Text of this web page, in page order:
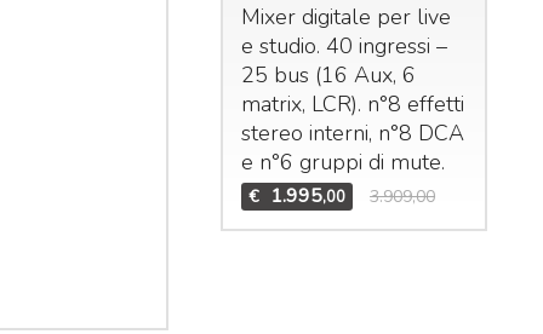
Mixer digitale per live
e studio. 40 ingressi –
25 bus (16 Aux, 6
matrix, LCR). n°8 effetti
stereo interni, n°8 DCA
e n°6 gruppi di mute.
€ 1.995,00 3.909,00